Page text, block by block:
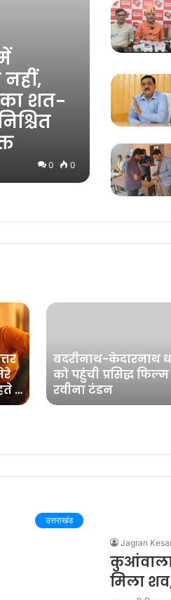
नहीं,
का शत-
0 0
हैं
के
बदरीनाथ-केदारनाथ
को पहुंची प्रसिद्ध
रवीना टंडन
उत्तराखंड
Jagran
मिला